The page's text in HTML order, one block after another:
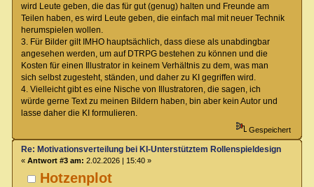
wird Leute geben, die das für gut (genug) halten und Freunde am
Teilen haben, es wird Leute geben, die einfach mal mit neuer Technik
herumspielen wollen.
3. Für Bilder gilt IMHO hauptsächlich, dass diese als unabdingbar
angesehen werden, um auf DTRPG bestehen zu können und die
Kosten für einen Illustrator in keinem Verhältnis zu dem, was man
sich selbst zugesteht, ständen, und daher zu KI gegriffen wird.
4. Vielleicht gibt es eine Nische von Illustratoren, die sagen, ich
würde gerne Text zu meinen Bildern haben, bin aber kein Autor und
lasse daher die KI formulieren.
Gespeichert
Hotzenplot
Re: Motivationsverteilung bei KI-Unterstütztem Rollenspieldesign
« Antwort #3 am: 2.02.2026 | 15:40 »